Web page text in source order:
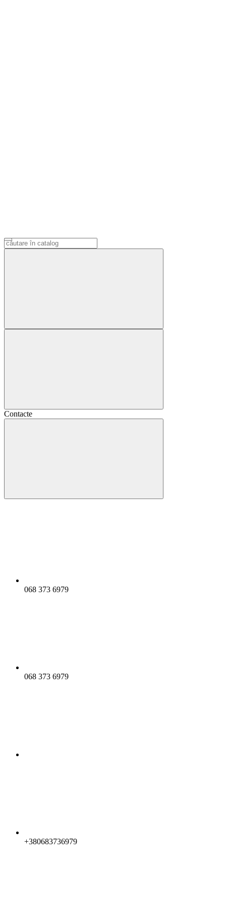
Contacte
068 373 6979
068 373 6979
+380683736979